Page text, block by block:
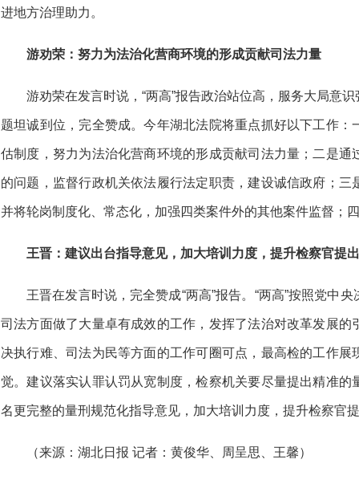
进地方治理助力。
游劝荣：努力为法治化营商环境的形成贡献司法力量
游劝荣在发言时说，“两高”报告政治站位高，服务大局意
题坦诚到位，完全赞成。今年湖北法院将重点抓好以下工作
估制度，努力为法治化营商环境的形成贡献司法力量；二是
的问题，监督行政机关依法履行法定职责，建设诚信政府；
并将轮岗制度化、常态化，加强四类案件外的其他案件监督；
王晋：建议出台指导意见，加大培训力度，提升检察官提
王晋在发言时说，完全赞成“两高”报告。“两高”按照党中
司法方面做了大量卓有成效的工作，发挥了法治对改革发展
决执行难、司法为民等方面的工作可圈可点，最高检的工作
觉。建议落实认罪认罚从宽制度，检察机关要尽量提出精准
名更完整的量刑规范化指导意见，加大培训力度，提升检察官
（来源：湖北日报 记者：黄俊华、周呈思、王馨）